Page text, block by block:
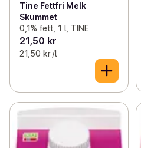
Tine Fettfri Melk
Skummet
0,1% fett, 1 l, TINE
21,50 kr
21,50 kr /l